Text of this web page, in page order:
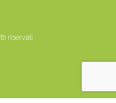
riservati